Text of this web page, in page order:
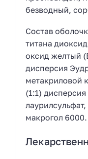
безводный,
Состав
титана
оксид желтый
дисперсия
метакриловой
(1:1)
макрогол 6000.